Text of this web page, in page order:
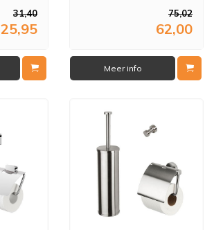
31,40
25,95
75,02
62,00
Meer info